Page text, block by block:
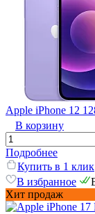
Apple iPhone 12
В корзину
Подробнее
Купить в 1 клик
В избранное
Хит продаж